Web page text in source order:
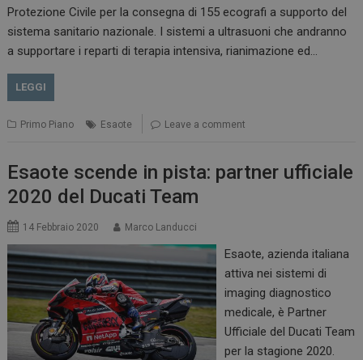
Protezione Civile per la consegna di 155 ecografi a supporto del
sistema sanitario nazionale. I sistemi a ultrasuoni che andranno
a supportare i reparti di terapia intensiva, rianimazione ed…
LEGGI
Primo Piano Esaote Leave a comment
Esaote scende in pista: partner ufficiale
2020 del Ducati Team
14 Febbraio 2020 Marco Landucci
Esaote, azienda italiana
attiva nei sistemi di
imaging diagnostico
medicale, è Partner
Ufficiale del Ducati Team
per la stagione 2020.